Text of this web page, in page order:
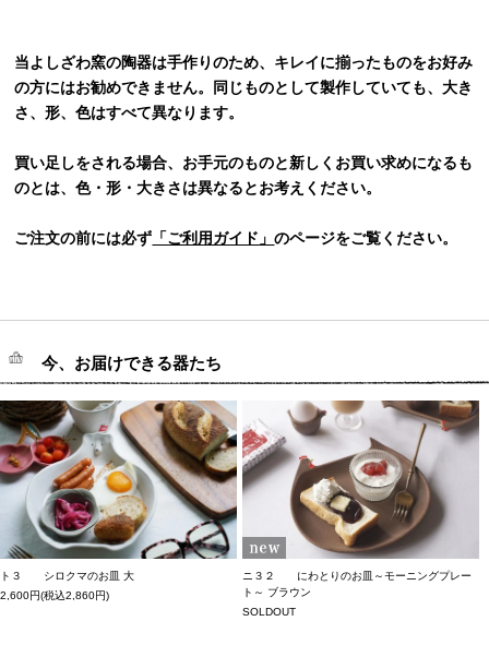
当よしざわ窯の陶器は手作りのため、キレイに揃ったものをお好み
の方にはお勧めできません。同じものとして製作していても、大き
さ、形、色はすべて異なります。
買い足しをされる場合、お手元のものと新しくお買い求めになるも
のとは、色・形・大きさは異なるとお考えください。
ご注文の前には必ず 「ご利用ガイド」のページをご覧ください。
今、お届けできる器たち
ト３ シロクマのお皿 大
2,600円(税込2,860円)
ニ３２ にわとりのお皿～モーニングプレー
ト～ ブラウン
SOLDOUT